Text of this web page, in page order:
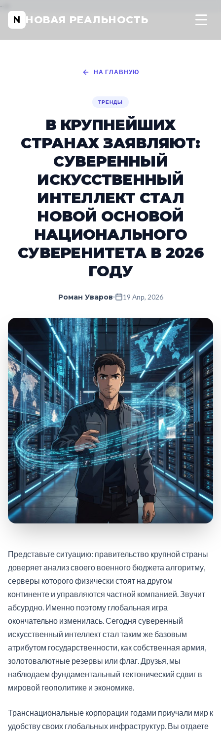
-->
N НОВАЯ РЕАЛЬНОСТЬ
НА ГЛАВНУЮ
ТРЕНДЫ
В КРУПНЕЙШИХ
СТРАНАХ ЗАЯВЛЯЮТ:
СУВЕРЕННЫЙ
ИСКУССТВЕННЫЙ
ИНТЕЛЛЕКТ СТАЛ
НОВОЙ ОСНОВОЙ
НАЦИОНАЛЬНОГО
СУВЕРЕНИТЕТА В 2026
ГОДУ
Роман Уваров 19 Апр, 2026
Представьте ситуацию: правительство крупной страны
доверяет анализ своего военного бюджета алгоритму,
серверы которого физически стоят на другом
континенте и управляются частной компанией. Звучит
абсурдно. Именно поэтому глобальная игра
окончательно изменилась. Сегодня суверенный
искусственный интеллект стал таким же базовым
атрибутом государственности, как собственная армия,
золотовалютные резервы или флаг. Друзья, мы
наблюдаем фундаментальный тектонический сдвиг в
мировой геополитике и экономике.
Транснациональные корпорации годами приучали мир к
удобству своих глобальных инфраструктур. Вы отдаете